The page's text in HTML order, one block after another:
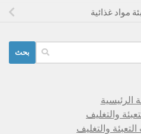
مواد غذائية
الرئيسية
والتغليف
والتغليف